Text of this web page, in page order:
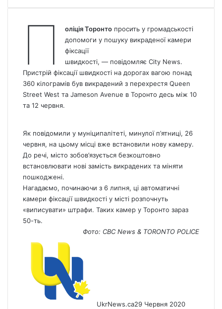
П оліція Торонтопросить у громадськості
допомоги у пошуку викраденої камери
фіксації
швидкості, — повідомляє Сity News.
Пристрій фіксації швидкості на дорогах вагою понад
360 кілограмів був викрадений з перехрестя Queen
Street West та Jameson Avenue в Торонто десь між 10
та 12 червня.
Як повідомили у муніципалітеті, минулої п’ятниці, 26
червня, на цьому місці вже встановили нову камеру.
До речі, місто зобов’язується безкоштовно
встановлювати нові замість викрадених та міняти
пошкоджені.
Нагадаємо, починаючи з 6 липня, ці автоматичні
камери фіксації швидкості у місті розпочнуть
«виписувати» штрафи. Таких камер у Торонто зараз
50-ть.
Фото: CBC News & TORONTO POLICE
UkrNews.ca29 Червня 2020